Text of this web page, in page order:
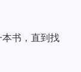
书，直到找